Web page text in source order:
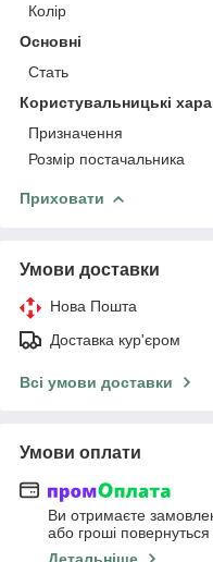
Колір
Основні
Стать
Користувальницькі
Призначення
Розмір постачальника
Приховати
Умови доставки
Нова Пошта
Доставка кур'єром
Всі умови доставки
Умови оплати
Ви отримаєте
або гроші